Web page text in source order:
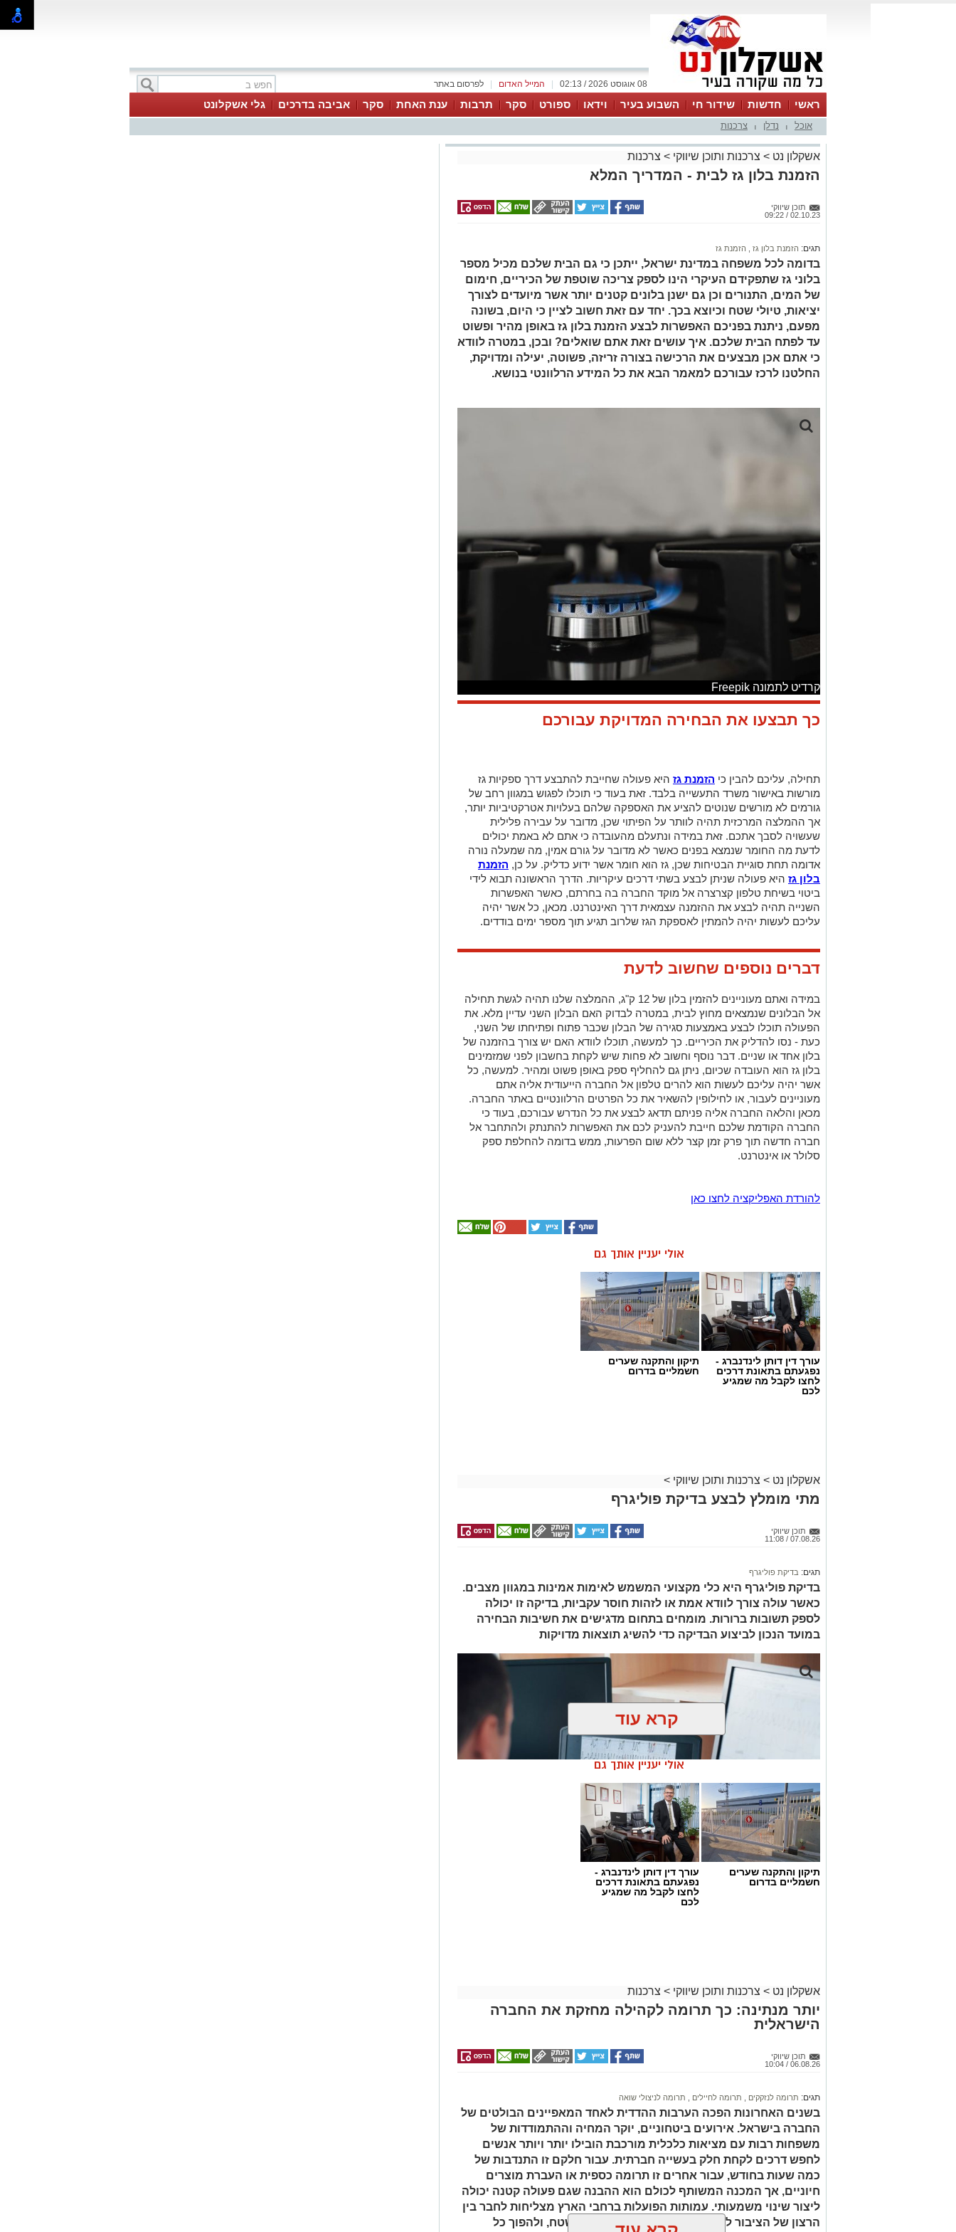
לפרסום באתר המייל האדום 08 אוגוסט 2026 / 02:13
ראשי חדשות שידור חי השבוע בעיר וידאו ספורט סקר תרבות ענת האחת סקר אביבה בדרכים גלי אשקלונט
אוכל נדלן צרכנות
אשקלון נט > צרכנות ותוכן שיווקי > צרכנות
הזמנת בלון גז לבית - המדריך המלא
תוכן שיווקי
02.10.23 / 09:22
תגים: הזמנת בלון גז הזמנת גז
בדומה לכל משפחה במדינת ישראל, ייתכן כי גם הבית שלכם מכיל מספר
בלוני גז שתפקידם העיקרי הינו לספק צריכה שוטפת של הכיריים, חימום
של המים, התנורים וכן גם ישנן בלונים קטנים יותר אשר מיועדים לצורך
יציאות, טיולי שטח וכיוצא בכך. יחד עם זאת חשוב לציין כי היום, בשונה
מפעם, ניתנת בפניכם האפשרות לבצע הזמנת בלון גז באופן מהיר ופשוט
עד לפתח הבית שלכם. איך עושים זאת אתם שואלים? ובכן, במטרה לוודא
כי אתם אכן מבצעים את הרכישה בצורה זריזה, פשוטה, יעילה ומדויקת,
החלטנו לרכז עבורכם למאמר הבא את כל המידע הרלוונטי בנושא.
קרדיט לתמונה Freepik
כך תבצעו את הבחירה המדויקת עבורכם
תחילה, עליכם להבין כי הזמנת גז היא פעולה שחייבת להתבצע דרך ספקיות גז
מורשות באישור משרד התעשייה בלבד. זאת בעוד כי תוכלו לפגוש במגוון רחב של
גורמים לא מורשים שנוטים להציע את האספקה שלהם בעלויות אטרקטיביות יותר,
אך ההמלצה המרכזית תהיה לוותר על הפיתוי שכן, מדובר על עבירה פלילית
שעשויה לסבך אתכם. זאת במידה ונתעלם מהעובדה כי אתם לא באמת יכולים
לדעת מה החומר שנמצא בפנים כאשר לא מדובר על גורם אמין, מה שמעלה נורה
אדומה תחת סוגיית הבטיחות שכן, גז הוא חומר אשר ידוע כדליק. על כן, הזמנת
בלון גז היא פעולה שניתן לבצע בשתי דרכים עיקריות. הדרך הראשונה תבוא לידי
ביטוי בשיחת טלפון קצרצרה אל מוקד החברה בה בחרתם, כאשר האפשרות
השנייה תהיה לבצע את ההזמנה עצמאית דרך האינטרנט. מכאן, כל אשר יהיה
עליכם לעשות יהיה להמתין לאספקת הגז שלרוב תגיע תוך מספר ימים בודדים.
דברים נוספים שחשוב לדעת
במידה ואתם מעוניינים להזמין בלון של 12 ק"ג, ההמלצה שלנו תהיה לגשת תחילה
אל הבלונים שנמצאים מחוץ לבית, במטרה לבדוק האם הבלון השני עדיין מלא. את
הפעולה תוכלו לבצע באמצעות סגירה של הבלון שכבר פתוח ופתיחתו של השני,
כעת - נסו להדליק את הכיריים. כך למעשה, תוכלו לוודא האם יש צורך בהזמנה של
בלון אחד או שניים. דבר נוסף וחשוב לא פחות שיש לקחת בחשבון לפני שמזמינים
בלון גז הוא העובדה שכיום, ניתן גם להחליף ספק באופן פשוט ומהיר. למעשה, כל
אשר יהיה עליכם לעשות הוא להרים טלפון אל החברה הייעודית אליה אתם
מעוניינים לעבור, או לחילופין להשאיר את כל הפרטים הרלוונטיים באתר החברה.
מכאן והלאה החברה אליה פניתם תדאג לבצע את כל הנדרש עבורכם, בעוד כי
החברה הקודמת שלכם חייבת להעניק לכם את האפשרות להתנתק ולהתחבר אל
חברה חדשה תוך פרק זמן קצר ללא שום הפרעות, ממש בדומה להחלפת ספק
סלולר או אינטרנט.
להורדת האפליקציה לחצו כאן
אולי יעניין אותך גם
עורך דין דותן לינדנברג -
נפגעתם בתאונת דרכים
לחצו לקבל מה שמגיע
לכם
תיקון והתקנה שערים
חשמליים בדרום
אשקלון נט > צרכנות ותוכן שיווקי >
מתי מומלץ לבצע בדיקת פוליגרף
תוכן שיווקי
07.08.26 / 11:08
תגים: בדיקת פוליגרף
בדיקת פוליגרף היא כלי מקצועי המשמש לאימות אמינות במגוון מצבים.
כאשר עולה צורך לוודא אמת או לזהות חוסר עקביות, בדיקה זו יכולה
לספק תשובות ברורות. מומחים בתחום מדגישים את חשיבות הבחירה
במועד הנכון לביצוע הבדיקה כדי להשיג תוצאות מדויקות
ההחלטה על ביצוע בדיקת פוליגרף תלויה בנסיבות הספציפיות של כל מקרה. היא
מתאימה במיוחד כאשר קיימים חשדות או מחלוקות שדורשות בירור מעמיק. שילוב
של שיטות מקצועיות מבטיח תהליך אמין וממוקד. בנוסף חשוב לשקול את ההקשר
במצבים רבים מומלץ לפנות למומחים מנוסים שמבינים את הדקויות של
החלטות מושכלות. תוצאות מדויקות תלויות גם בניסיון הבודק ובשימוש בציוד
מתקדם.
חשוב להבין שהבדיקה אינה מתאימה לכל מצב. היא דורשת הסכמה מלאה של
הנבדק ושיתוף פעולה כדי להבטיח תוצאות תקפות. מומחי שגב פוליגרף מדגישים
את הצורך בהכנה נכונה לפני הבדיקה. הכנה זו כוללת הסבר מפורט על השלבים
קרא עוד
אולי יעניין אותך גם
תיקון והתקנה שערים
חשמליים בדרום
עורך דין דותן לינדנברג -
נפגעתם בתאונת דרכים
לחצו לקבל מה שמגיע
לכם
אשקלון נט > צרכנות ותוכן שיווקי > צרכנות
יותר מנתינה: כך תרומה לקהילה מחזקת את החברה
הישראלית
תוכן שיווקי
06.08.26 / 10:04
תגים: תרומה לנזקקים תרומה לחיילים תרומה לניצולי שואה
בשנים האחרונות הפכה הערבות ההדדית לאחד המאפיינים הבולטים של
החברה בישראל. אירועים ביטחוניים, יוקר המחיה וההתמודדות של
משפחות רבות עם מציאות כלכלית מורכבת הובילו יותר ויותר אנשים
לחפש דרכים לקחת חלק בעשייה חברתית. עבור חלקם זו התנדבות של
כמה שעות בחודש, עבור אחרים זו תרומה כספית או העברת מוצרים
חיוניים, אך המכנה המשותף לכולם הוא ההבנה שגם פעולה קטנה יכולה
ליצור שינוי משמעותי. עמותות הפועלות ברחבי הארץ מצליחות לחבר בין
הרצון של הציבור לעזור לבין הצרכים האמיתיים בשטח, ולהפוך כל